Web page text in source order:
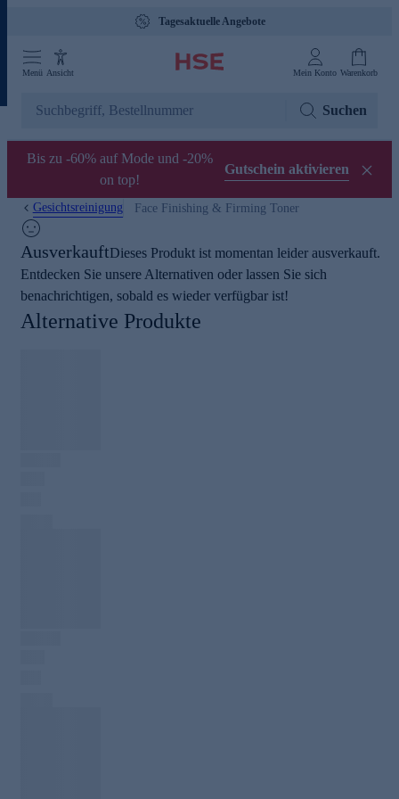
Tagesaktuelle Angebote
Menü Ansicht Mein Konto Warenkorb
Suchen
Bis zu -60% auf Mode und -20%
on top!
Gutschein aktivieren
Gesichtsreinigung Face Finishing & Firming Toner
AusverkauftDieses Produkt ist momentan leider ausverkauft.
Entdecken Sie unsere Alternativen oder lassen Sie sich
benachrichtigen, sobald es wieder verfügbar ist!
Alternative Produkte